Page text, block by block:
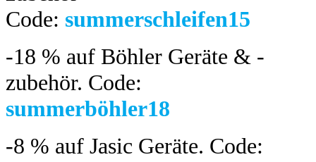
Code: summerschleifen15
-18 % auf Böhler Geräte & -
zubehör. Code:
summerböhler18
-8 % auf Jasic Geräte. Code: